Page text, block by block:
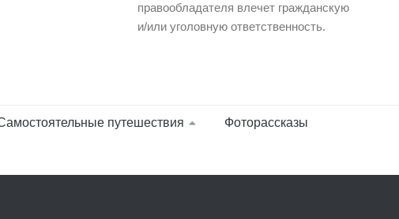
правообладателя влечет гражданскую
и/или уголовную ответственность.
путешествия Фоторассказы